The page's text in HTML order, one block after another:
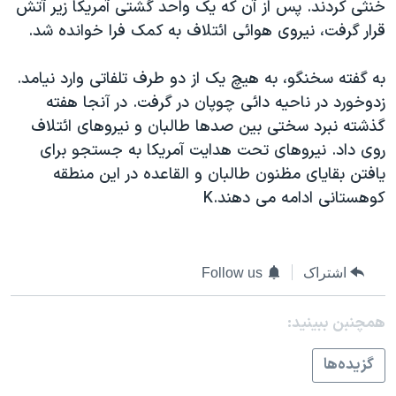
فرهنگ و زندگی
اقتصادی
علم و فناوری
اسرائیل در جنگ
گالری عکس
آرشیو پخش زنده
مستندها
حمله جمهوری اسلامی به اسرائیل
رمز مهسا
ورزش زنان در ایران
اعتراضات زن، زندگی، آزادی
مجموعه مستندهای دادخواهی
دادگاه حمید نوری
قانون شفافیت دارائی کادر رهبری ایران
اعتراضات مردمی آبان ۹۸
دنبال کنید
زبانهای مختلف
خنثی کردند. پس از آن که يک واحد گشتی آمريکا زير آتش
قرار گرفت، نيروی هوائی ائتلاف به کمک فرا خوانده شد.
به گفته سخنگو، به هيچ يک از دو طرف تلفاتی وارد نيامد.
زدوخورد در ناحيه دائی چوپان در گرفت. در آنجا هفته
گذشته نبرد سختی بين صدها طالبان و نيروهای ائتلاف
روی داد. نيروهای تحت هدايت آمريکا به جستجو برای
يافتن بقايای مظنون طالبان و القاعده در اين منطقه
کوهستانی ادامه می دهند.K
اشتراک Follow us
همچنبن ببینید:
گزيده‌ها